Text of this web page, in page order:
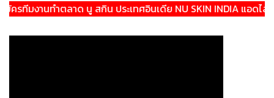
มงานทำตลาด นู สกิน ประเทศอินเดีย NU SKIN INDIA แอดไลน์